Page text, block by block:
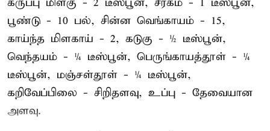
பூண்டு - 10 பல், சின்ன வெங்காயம் - 15,
காய்ந்த மிளகாய் - 2, கடுகு - ½ டீஸ்பூன்,
வெந்தயம் - ¼ டீஸ்பூன், பெருங்காயத்தூள் - ¼
டீஸ்பூன், மஞ்சள்தூள் - ¼ டீஸ்பூன்,
கறிவேப்பிலை - சிறிதளவு, உப்பு - தேவையான
அளவு.